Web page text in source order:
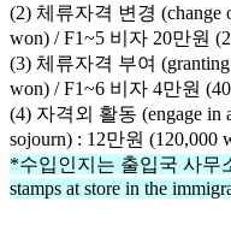
(2) 체류자격 변경 (change
won) / F1~5 비자 20만원
(3) 체류자격 부여
won) / F1~6 비자 4만원
(4) 자격외 활동 (engage in
sojourn) : 12만원 (120,000
*수입인지는 출입국 사무
stamps at store in the